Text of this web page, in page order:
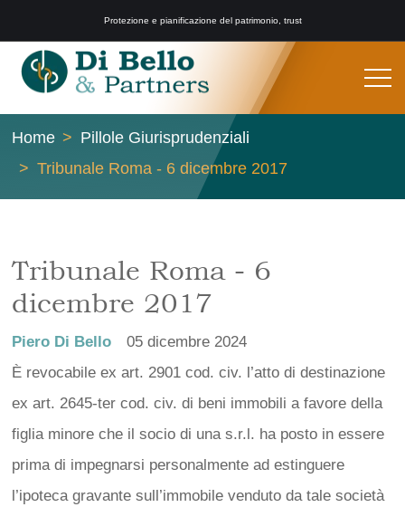
Protezione e pianificazione del patrimonio, trust
Home
Pillole Giurisprudenziali
Tribunale Roma - 6 dicembre 2017
Tribunale Roma - 6
dicembre 2017
Piero Di Bello
05 dicembre 2024
È revocabile ex art. 2901 cod. civ. l’atto di destinazione
ex art. 2645-ter cod. civ. di beni immobili a favore della
figlia minore che il socio di una s.r.l. ha posto in essere
prima di impegnarsi personalmente ad estinguere
l’ipoteca gravante sull’immobile venduto da tale società